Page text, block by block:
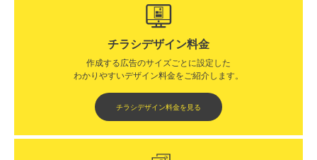
チラシデザイン料金
作成する広告のサイズごとに設定した
わかりやすいデザイン料金をご紹介します。​​
チラシデザイン料金を見る